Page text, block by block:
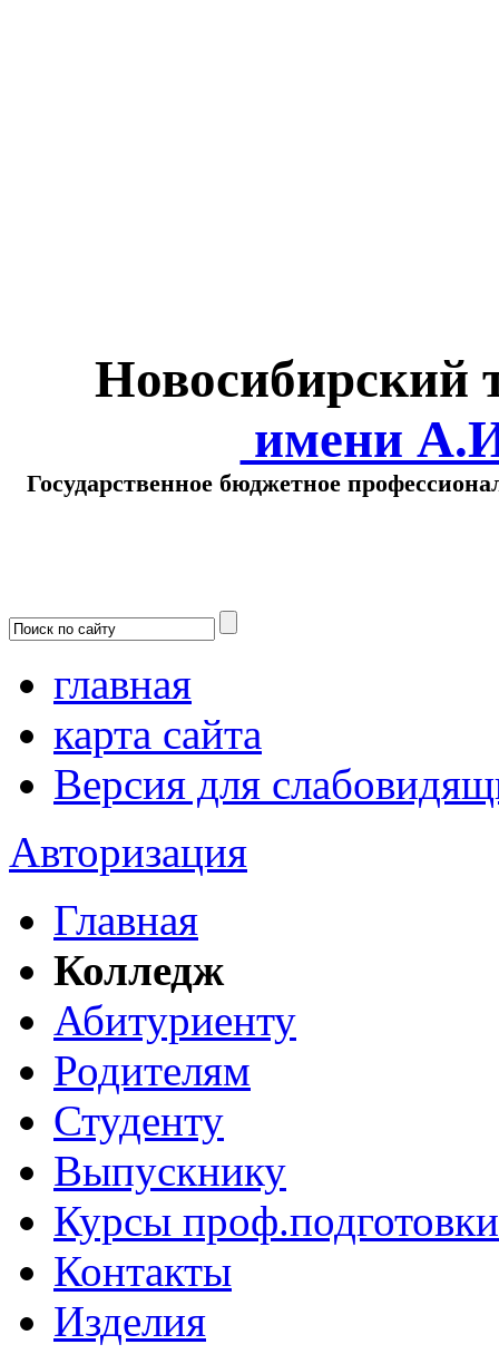
Новосибирский
имени
Государственное бюджетное
главная
карта сайта
Версия для
Авторизация
Главная
Колледж
Абитуриенту
Родителям
Студенту
Выпускнику
Курсы проф.подготовки
Контакты
Изделия